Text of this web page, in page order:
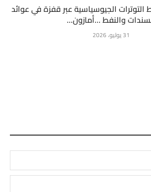
الجيوسياسية عبر قفزة في عوائد
والنفط …أمازون...
31 يوليو، 2026